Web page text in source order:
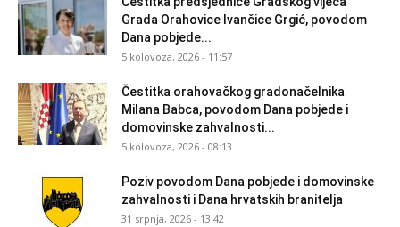
Grada Orahovice Ivančice Grgić, povodom
Dana pobjede...
5 kolovoza, 2026 - 11:57
Čestitka orahovačkog gradonačelnika
Milana Babca, povodom Dana pobjede i
domovinske zahvalnosti...
5 kolovoza, 2026 - 08:13
Poziv povodom Dana pobjede i domovinske
zahvalnosti i Dana hrvatskih branitelja
31 srpnja, 2026 - 13:42